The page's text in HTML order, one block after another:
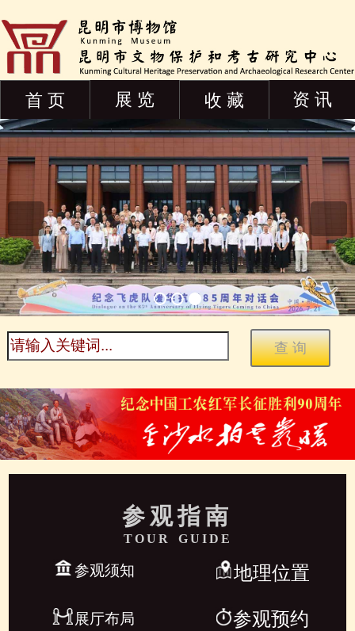
首 页 展 览 收 藏 资 讯
参观指南
TOUR GUIDE
参观须知 地理位置
展厅布局 参观预约